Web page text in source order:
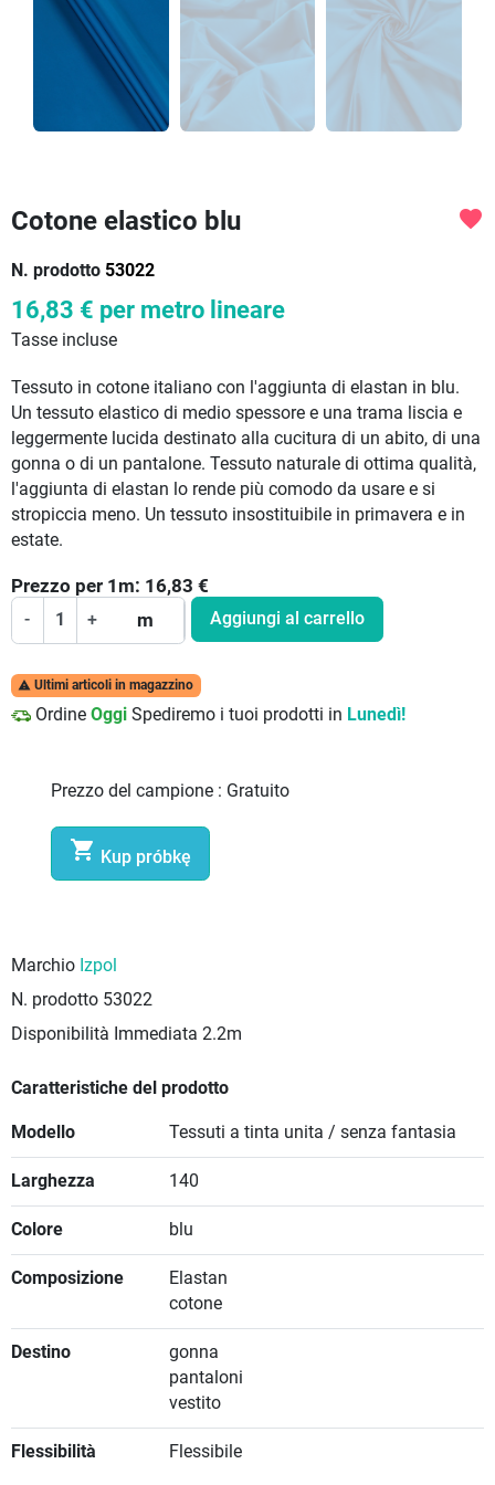
Cotone elastico blu
N. prodotto 53022
favorite
16,83 € per metro lineare
Tasse incluse
Tessuto in cotone italiano con l'aggiunta di elastan in blu.
Un tessuto elastico di medio spessore e una trama liscia e
leggermente lucida destinato alla cucitura di un abito, di una
gonna o di un pantalone. Tessuto naturale di ottima qualità,
l'aggiunta di elastan lo rende più comodo da usare e si
stropiccia meno. Un tessuto insostituibile in primavera e in
estate.
Prezzo per 1 m: 16,83 €
- + m Aggiungi al carrello
 Ultimi articoli in magazzino
Ordine Oggi Spediremo i tuoi prodotti in Lunedì!
Prezzo del campione : Gratuito
 Kup próbkę
Marchio Izpol
N. prodotto 53022
Disponibilità Immediata 2.2m
Caratteristiche del prodotto
Modello Tessuti a tinta unita / senza fantasia
Larghezza 140
Colore blu
Composizione
Elastan
cotone
Destino
gonna
pantaloni
vestito
Flessibilità Flessibile